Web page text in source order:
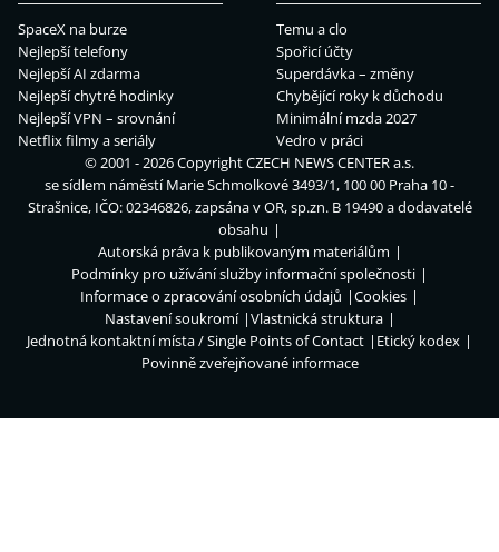
SpaceX na burze
Nejlepší telefony
Nejlepší AI zdarma
Nejlepší chytré hodinky
Nejlepší VPN – srovnání
Netflix filmy a seriály
Temu a clo
Spořicí účty
Superdávka – změny
Chybějící roky k důchodu
Minimální mzda 2027
Vedro v práci
© 2001 - 2026 CopyrightCZECH NEWS CENTER a.s.
se sídlem náměstí Marie Schmolkové 3493/1, 100 00 Praha 10 -
Strašnice, IČO: 02346826, zapsána v OR, sp.zn. B 19490 a dodavatelé
obsahu
Autorská práva k publikovaným materiálům
Podmínky pro užívání služby informační společnosti
Informace o zpracování osobních údajů
Cookies
Nastavení soukromí
Vlastnická struktura
Jednotná kontaktní místa / Single Points of Contact
Etický kodex
Povinně zveřejňované informace